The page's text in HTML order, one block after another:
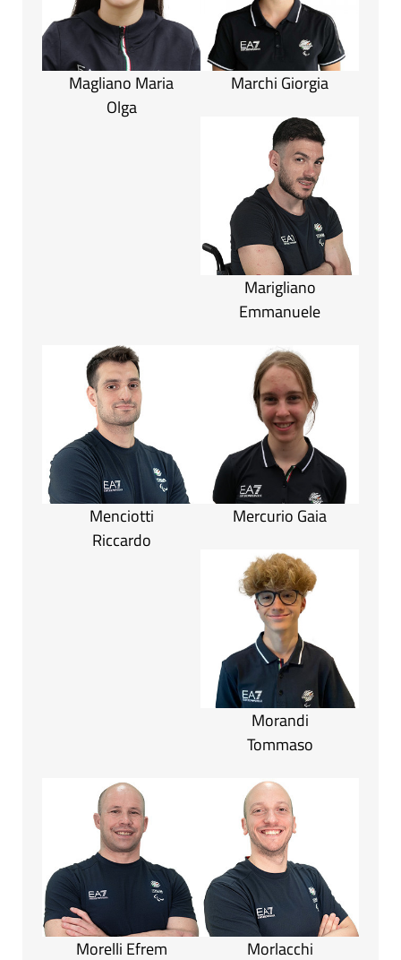
Magliano Maria
Olga
Marchi Giorgia
Marigliano
Emmanuele
Menciotti
Riccardo
Mercurio Gaia
Morandi
Tommaso
Morelli Efrem Morlacchi